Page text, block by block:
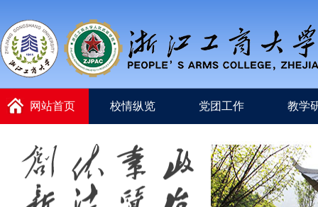
网站首页 校情纵览 党团工作 教学